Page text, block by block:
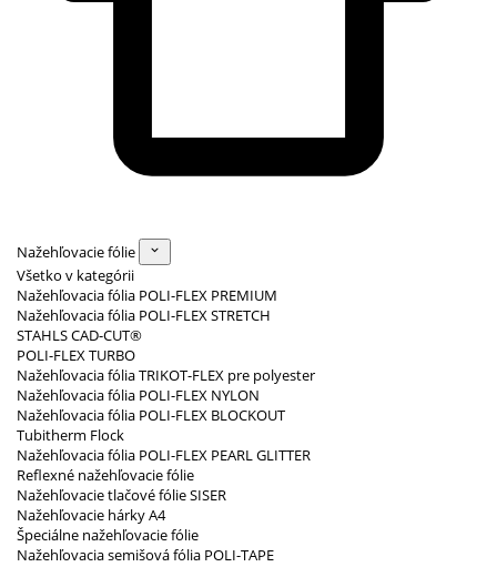
Nažehľovacie fólie
Všetko v kategórii
Nažehľovacia fólia POLI-FLEX PREMIUM
Nažehľovacia fólia POLI-FLEX STRETCH
STAHLS CAD-CUT®
POLI-FLEX TURBO
Nažehľovacia fólia TRIKOT-FLEX pre polyester
Nažehľovacia fólia POLI-FLEX NYLON
Nažehľovacia fólia POLI-FLEX BLOCKOUT
Tubitherm Flock
Nažehľovacia fólia POLI-FLEX PEARL GLITTER
Reflexné nažehľovacie fólie
Nažehľovacie tlačové fólie SISER
Nažehľovacie hárky A4
Špeciálne nažehľovacie fólie
Nažehľovacia semišová fólia POLI-TAPE